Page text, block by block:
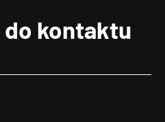
do kontaktu